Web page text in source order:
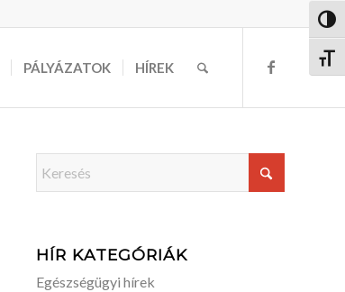
PÁLYÁZATOK HÍREK
HÍR KATEGÓRIÁK
Egészségügyi hírek